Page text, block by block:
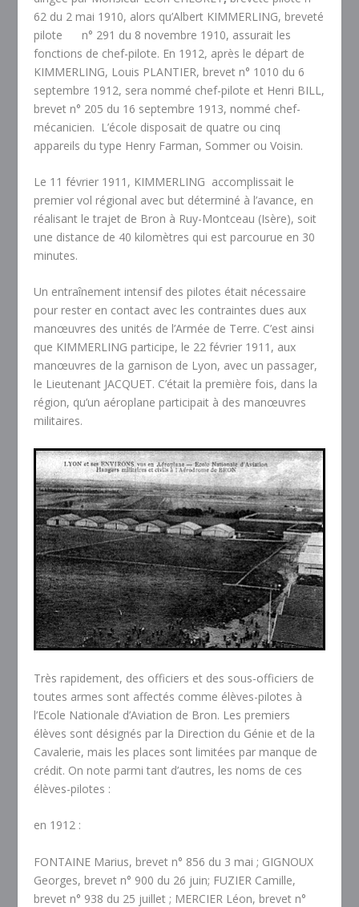
62 du 2 mai 1910, alors qu’Albert KIMMERLING, breveté
pilote n° 291 du 8 novembre 1910, assurait les
fonctions de chef-pilote. En 1912, après le départ de
KIMMERLING, Louis PLANTIER, brevet n° 1010 du 6
septembre 1912, sera nommé chef-pilote et Henri BILL,
brevet n° 205 du 16 septembre 1913, nommé chef-
mécanicien. L’école disposait de quatre ou cinq
appareils du type Henry Farman, Sommer ou Voisin.
Le 11 février 1911, KIMMERLING accomplissait le
premier vol régional avec but déterminé à l’avance, en
réalisant le trajet de Bron à Ruy-Montceau (Isère), soit
une distance de 40 kilomètres qui est parcourue en 30
minutes.
Un entraînement intensif des pilotes était nécessaire
pour rester en contact avec les contraintes dues aux
manœuvres des unités de l’Armée de Terre. C’est ainsi
que KIMMERLING participe, le 22 février 1911, aux
manœuvres de la garnison de Lyon, avec un passager,
le Lieutenant JACQUET. C’était la première fois, dans la
région, qu’un aéroplane participait à des manœuvres
militaires.
Très rapidement, des officiers et des sous-officiers de
toutes armes sont affectés comme élèves-pilotes à
l’Ecole Nationale d’Aviation de Bron. Les premiers
élèves sont désignés par la Direction du Génie et de la
Cavalerie, mais les places sont limitées par manque de
crédit. On note parmi tant d’autres, les noms de ces
élèves-pilotes :
en 1912 :
FONTAINE Marius, brevet n° 856 du 3 mai ; GIGNOUX
Georges, brevet n° 900 du 26 juin; FUZIER Camille,
brevet n° 938 du 25 juillet ; MERCIER Léon, brevet n°